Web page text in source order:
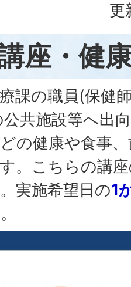
更
座・健
課の職員(保健
共施設等へ出
の健康や食事
。こちらの講
実施希望日の1